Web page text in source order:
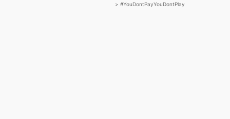
> #YouDontPayYouDontPlay